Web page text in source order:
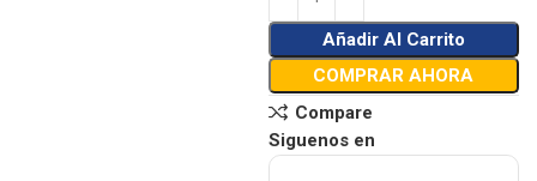
Añadir Al Carrito
COMPRAR AHORA
Compare
Siguenos en